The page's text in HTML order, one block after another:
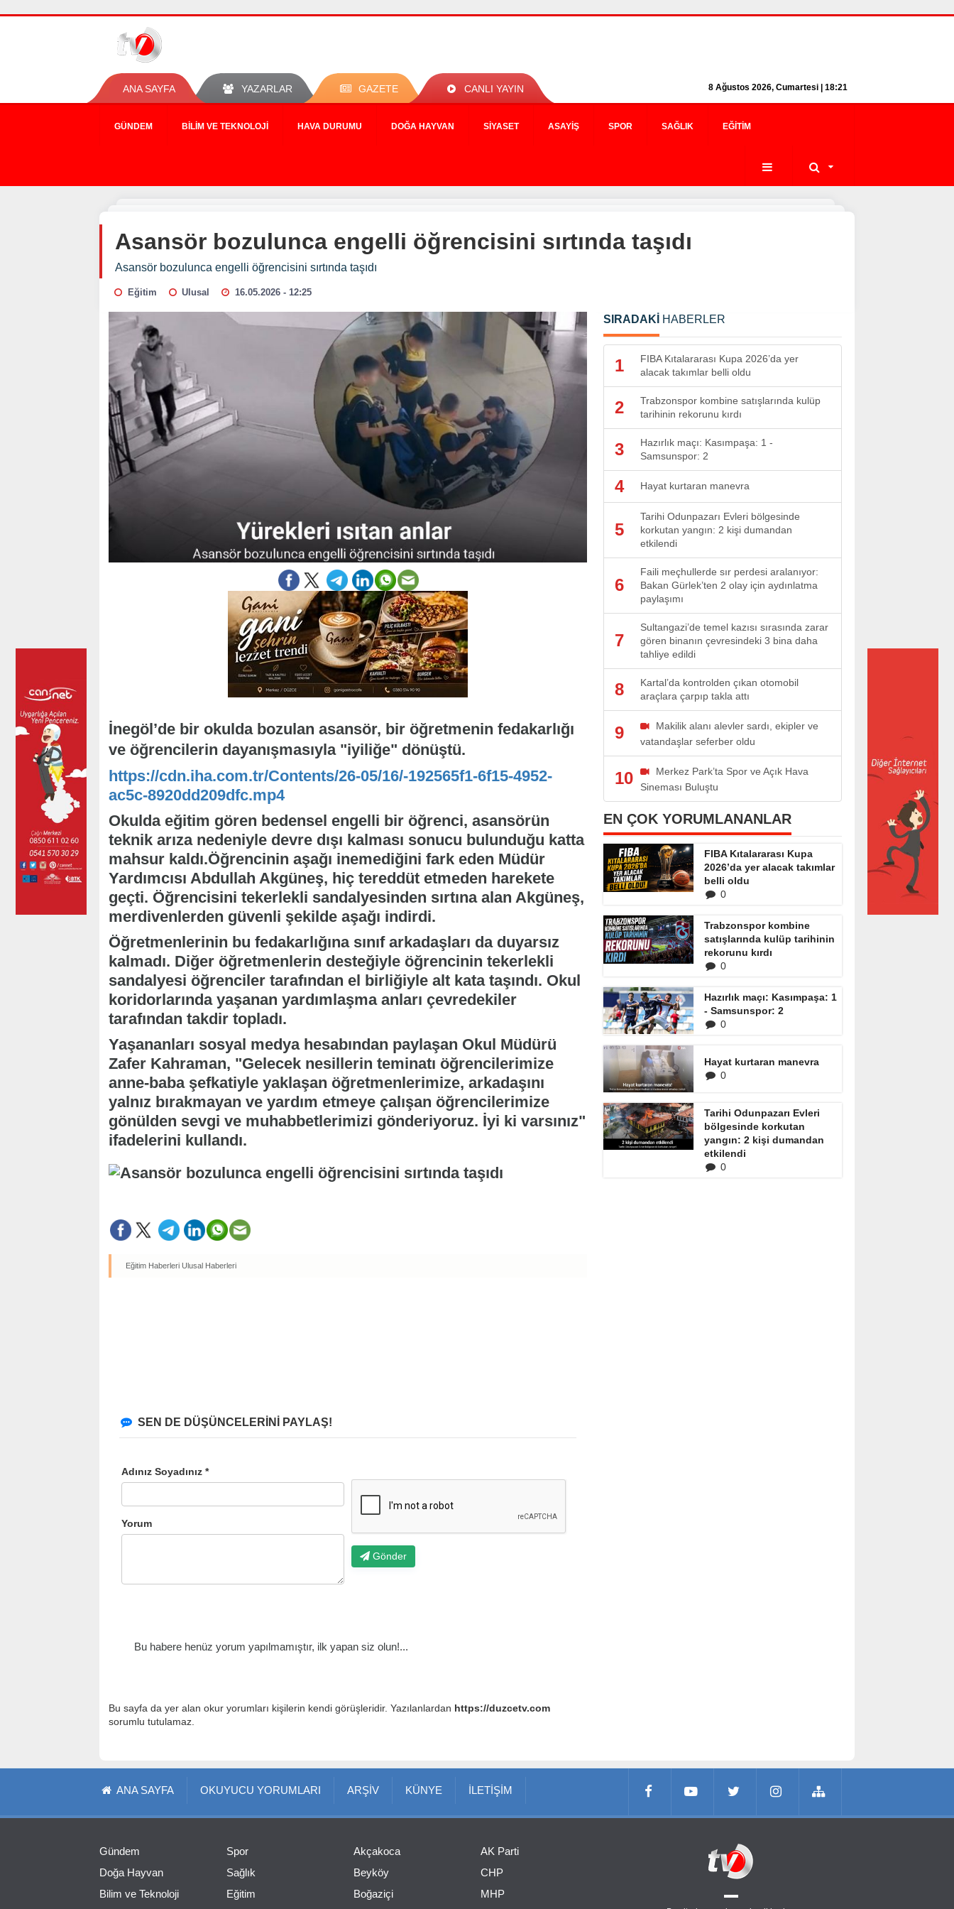
ANA SAYFA YAZARLAR GAZETE CANLI YAYIN 8 Ağustos 2026, Cumartesi | 18:21
GÜNDEM BILIM VE TEKNOLOJI HAVA DURUMU DOĞA HAYVAN SIYASET ASAYIŞ SPOR SAĞLIK EĞITIM
Asansör bozulunca engelli öğrencisini sırtında taşıdı
Asansör bozulunca engelli öğrencisini sırtında taşıdı
Eğitim Ulusal 16.05.2026 - 12:25
İnegöl’de bir okulda bozulan asansör, bir öğretmenin fedakarlığı
ve öğrencilerin dayanışmasıyla "iyiliğe" dönüştü.
https://cdn.iha.com.tr/Contents/26-05/16/-192565f1-6f15-4952-
ac5c-8920dd209dfc.mp4
Okulda eğitim gören bedensel engelli bir öğrenci, asansörün
teknik arıza nedeniyle devre dışı kalması sonucu bulunduğu katta
mahsur kaldı.Öğrencinin aşağı inemediğini fark eden Müdür
Yardımcısı Abdullah Akgüneş, hiç tereddüt etmeden harekete
geçti. Öğrencisini tekerlekli sandalyesinden sırtına alan Akgüneş,
merdivenlerden güvenli şekilde aşağı indirdi.
Öğretmenlerinin bu fedakarlığına sınıf arkadaşları da duyarsız
kalmadı. Diğer öğretmenlerin desteğiyle öğrencinin tekerlekli
sandalyesi öğrenciler tarafından el birliğiyle alt kata taşındı. Okul
koridorlarında yaşanan yardımlaşma anları çevredekiler
tarafından takdir topladı.
Yaşananları sosyal medya hesabından paylaşan Okul Müdürü
Zafer Kahraman, "Gelecek nesillerin teminatı öğrencilerimize
anne-baba şefkatiyle yaklaşan öğretmenlerimize, arkadaşını
yalnız bırakmayan ve yardım etmeye çalışan öğrencilerimize
gönülden sevgi ve muhabbetlerimizi gönderiyoruz. İyi ki varsınız"
ifadelerini kullandı.
Eğitim Haberleri Ulusal Haberleri
SEN DE DÜŞÜNCELERİNİ PAYLAŞ!
Adınız Soyadınız *
Yorum
Gönder
Bu habere henüz yorum yapılmamıştır, ilk yapan siz olun!...
Bu sayfa da yer alan okur yorumları kişilerin kendi görüşleridir. Yazılanlardan https://duzcetv.com
sorumlu tutulamaz.
SIRADAKİ HABERLER
1
FIBA Kıtalararası Kupa 2026’da yer
alacak takımlar belli oldu
2
Trabzonspor kombine satışlarında kulüp
tarihinin rekorunu kırdı
3
Hazırlık maçı: Kasımpaşa: 1 -
Samsunspor: 2
4 Hayat kurtaran manevra
5
Tarihi Odunpazarı Evleri bölgesinde
korkutan yangın: 2 kişi dumandan
etkilendi
6
Faili meçhullerde sır perdesi aralanıyor:
Bakan Gürlek’ten 2 olay için aydınlatma
paylaşımı
7
Sultangazi’de temel kazısı sırasında zarar
gören binanın çevresindeki 3 bina daha
tahliye edildi
8
Kartal’da kontrolden çıkan otomobil
araçlara çarpıp takla attı
9
Makilik alanı alevler sardı, ekipler ve
vatandaşlar seferber oldu
10
Merkez Park’ta Spor ve Açık Hava
Sineması Buluştu
EN ÇOK YORUMLANANLAR
FIBA Kıtalararası Kupa
2026’da yer alacak takımlar
belli oldu
0
Trabzonspor kombine
satışlarında kulüp tarihinin
rekorunu kırdı
0
Hazırlık maçı: Kasımpaşa: 1
- Samsunspor: 2
0
Hayat kurtaran manevra
0
Tarihi Odunpazarı Evleri
bölgesinde korkutan
yangın: 2 kişi dumandan
etkilendi
0
ANA SAYFA OKUYUCU YORUMLARI ARŞİV KÜNYE İLETİŞİM
Gündem
Doğa Hayvan
Bilim ve Teknoloji
Spor
Sağlık
Eğitim
Akçakoca
Beyköy
Boğaziçi
AK Parti
CHP
MHP